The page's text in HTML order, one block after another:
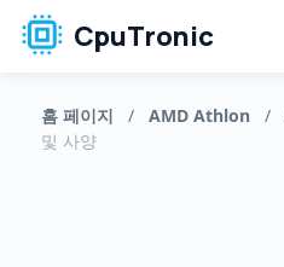
CpuTronic
홈 페이지 / AMD Athlon /
및 사양